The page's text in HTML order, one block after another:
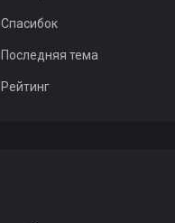
Спасибок
Последняя тема
Рейтинг